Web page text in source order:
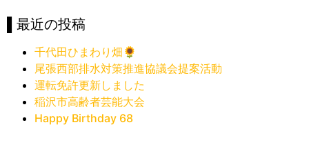
▌最近の投稿
千代田ひまわり畑🌻
尾張西部排水対策推進協議会提案活動
運転免許更新しました
稲沢市高齢者芸能大会
Happy Birthday 68